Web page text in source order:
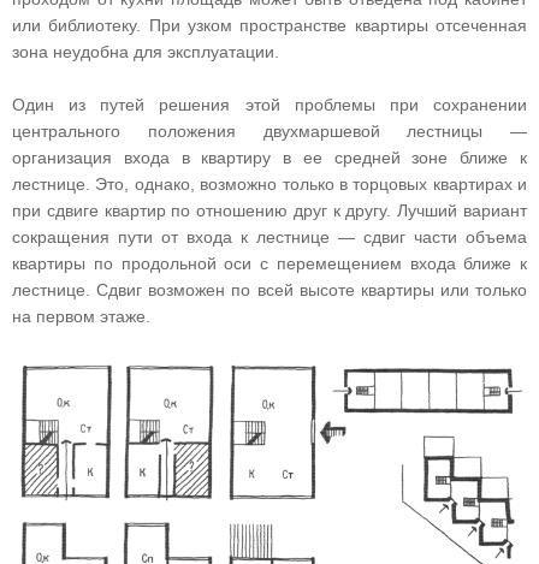
или библиотеку. При узком пространстве квартиры отсеченная
зона неудобна для эксплуатации.
Один из путей решения этой проблемы при сохранении
центрального положения двухмаршевой лестницы —
организация входа в квартиру в ее средней зоне ближе к
лестнице. Это, однако, возможно только в торцовых квартирах и
при сдвиге квартир по отношению друг к другу. Лучший вариант
сокращения пути от входа к лестнице — сдвиг части объема
квартиры по продольной оси с перемещением входа ближе к
лестнице. Сдвиг возможен по всей высоте квартиры или только
на первом этаже.